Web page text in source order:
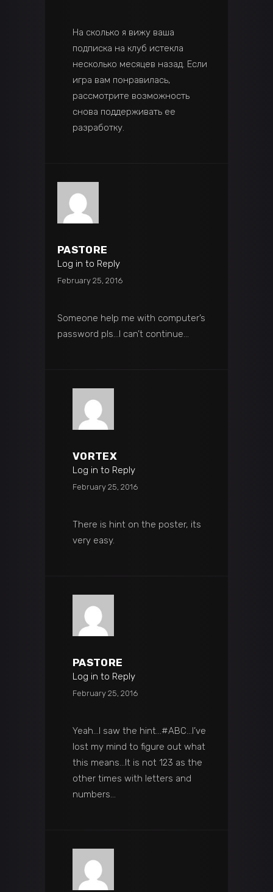
На сколько я вижу ваша
подписка на клуб истекла
несколько месяцев назад. Если
игра вам понравилась,
рассмотрите возможность
снова поддерживать ее
разработку.
PAST0RE
Log in to Reply
February 25, 2016
Someone help me with computer’s
password pls…I can’t continue…
VORTEX
Log in to Reply
February 25, 2016
There is hint on the poster, its
very easy.
PAST0RE
Log in to Reply
February 25, 2016
Yeah…I saw the hint…#ABC…I’ve
lost my mind to figure out what
this means…It is not 123 as the
other times with letters and
numbers…